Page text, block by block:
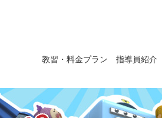
教習・料金プラン 指導員紹介